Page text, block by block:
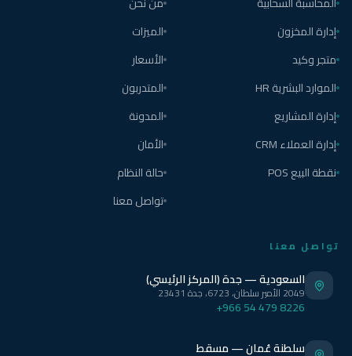
إدارة المخزون
متجر وكيد
الموارد البشرية HR
إدارة المشاريع
إدارة العملاء CRM
نقطة البيع POS
الميزات
الأسعار
المتدربون
المدونة
الأمان
حالة النظام
تواصل معنا
تواصل معنا
السعودية — جدة (المركز الرئيسي)
2049 الأمير سلطان، 6723، جدة 23431
+966 54 479 8226
سلطنة عُمان — مسقط